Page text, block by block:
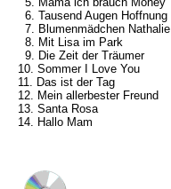
6. Tausend Augen Hoffnung
7. Blumenmädchen Nathalie
8. Mit Lisa im Park
9. Die Zeit der Träumer
10. Sommer I Love You
11. Das ist der Tag
12. Mein allerbester Freund
13. Santa Rosa
14. Hallo Mam